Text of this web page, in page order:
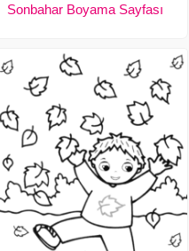
Sonbahar Boyama Sayfası